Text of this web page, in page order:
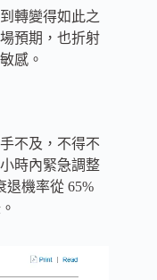
轉變得如此之
預期，也折射
感。
不及，不得不
時內緊急調整
退機率從 65%